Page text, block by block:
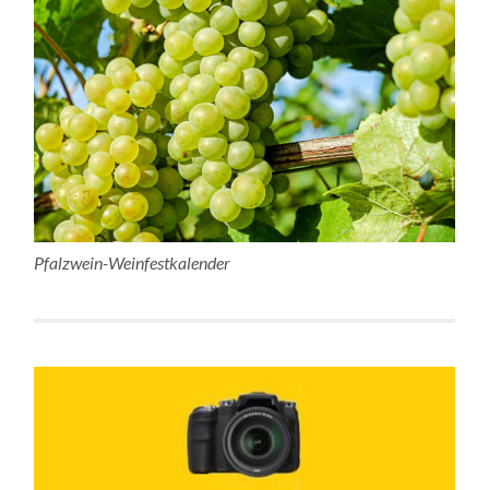
Pfalzwein-Weinfestkalender